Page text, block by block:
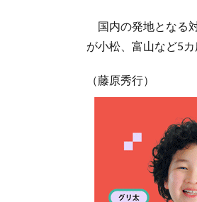
国内の発地となる
が小松、富山など5カ
（藤原秀行）